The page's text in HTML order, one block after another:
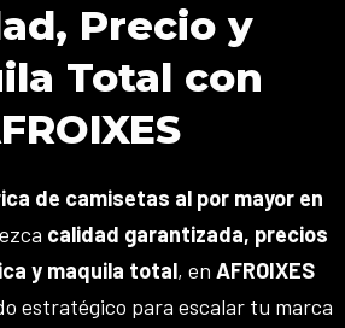
Precio y
Total con
de camisetas al por mayor en
calidad garantizada, precios
y maquila total, en AFROIXES
estratégico para escalar tu marca